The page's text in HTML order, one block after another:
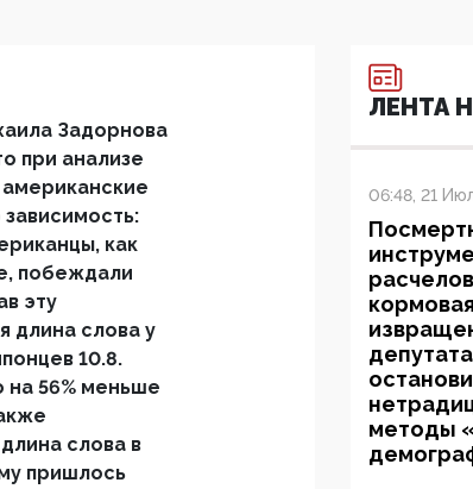
Задорнова
при анализе
как
побеждали
эту
длина слова у
10.8.
на 56% меньше
слова в
пришлось
ЛЕНТА
06:48, 21
методы